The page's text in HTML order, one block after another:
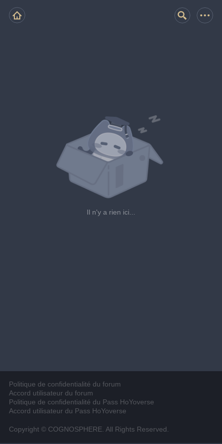
Il n'y a rien ici...
Politique de confidentialité du forum
Accord utilisateur du forum
Politique de confidentialité du Pass HoYoverse
Accord utilisateur du Pass HoYoverse
Copyright © COGNOSPHERE. All Rights Reserved.